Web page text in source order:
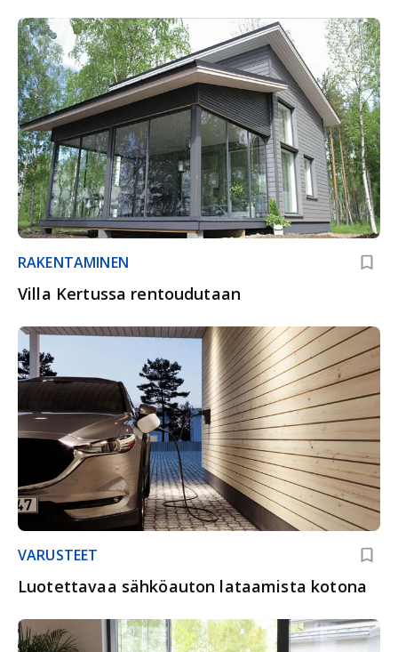
RAKENTAMINEN
Villa Kertussa rentoudutaan
VARUSTEET
Luotettavaa sähköauton lataamista kotona